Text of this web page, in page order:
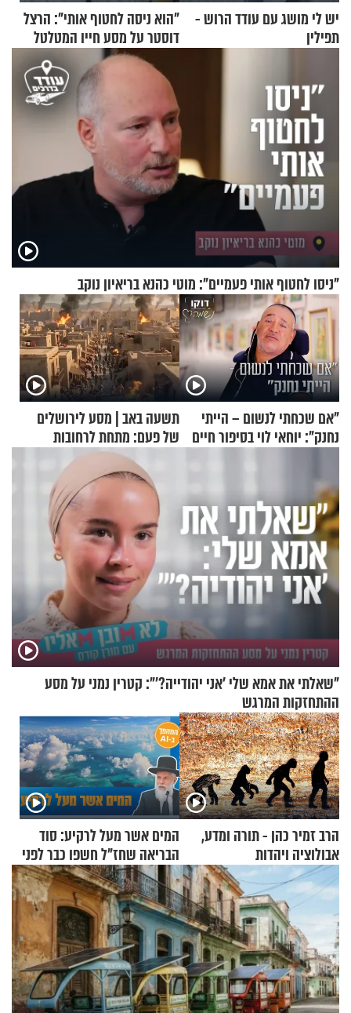
יש לי מושג עם עודד הרוש -
תפילין
"הוא ניסה לחטוף אותי": הרצל
דוסטר על מסע חייו המטלטל
"ניסו לחטוף אותי פעמיים": מוטי כהנא בריאיון נוקב
"אם שכחתי לנשום – הייתי
נחנק": יוחאי לוי בסיפור חיים
תשעה באב | מסע לירושלים
של פעם: מתחת לרחובות
"שאלתי את אמא שלי 'אני יהודייה?'": קטרין נמני על מסע
ההתחזקות המרגש
הרב זמיר כהן - תורה ומדע,
אבולוציה ויהדות
המים אשר מעל לרקיע: סוד
הבריאה שחז"ל חשפו כבר לפני
אלפי שנים